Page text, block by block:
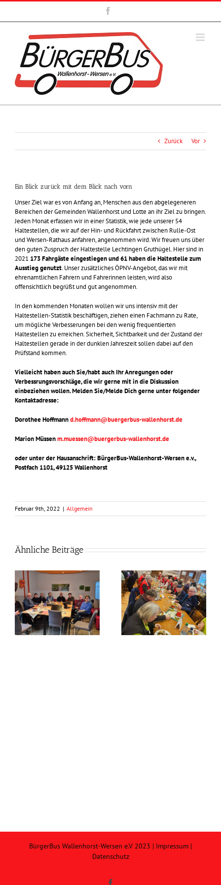
Zum
springen
Zurück Vor
Ein Blick zurück mit dem Blick nach vorn
Unser Ziel war es von Anfang an, Menschen aus den abgelegeneren
Bereichen der Gemeinden Wallenhorst und Lotte an ihr Ziel zu bringen.
Jeden Monat erfassen wir in einer Statistik, wie jede unserer 54
Haltestellen, die wir auf der Hin- und Rückfahrt zwischen Rulle-Ost
und Wersen-Rathaus anfahren, angenommen wird. Wir freuen uns über
den guten Zuspruch der Haltestelle Lechtingen Gruthügel. Hier sind in
2021 173 Fahrgäste eingestiegen und 61 haben die Haltestelle zum
Ausstieg genutzt. Unser zusätzliches ÖPNV-Angebot, das wir mit
ehrenamtlichen Fahrern und Fahrerinnen leisten, wird also
offensichtlich begrüßt und gut angenommen.
In den kommenden Monaten wollen wir uns intensiv mit der
Haltestellen-Statistik beschäftigen, ziehen einen Fachmann zu Rate,
um mögliche Verbesserungen bei den wenig frequentierten
Haltestellen zu erreichen. Sicherheit, Sichtbarkeit und der Zustand der
Haltestellen gerade in der dunklen Jahreszeit sollen dabei auf den
Prüfstand kommen.
Vielleicht haben auch Sie/habt auch Ihr Anregungen oder
Verbessrungsvorschläge, die wir gerne mit in die Diskussion
einbeziehen wollen. Melden Sie/Melde Dich gerne unter folgender
Kontaktadresse:
Dorothee Hoffmannd.hoffmann@buergerbus-wallenhorst.de
Marion Müssenm.muessen@buergerbus-wallenhorst.de
oder unter der Hausanschrift: BürgerBus-Wallenhorst-Wersen e.v.,
Postfach 1101, 49125 Wallenhorst
Februar 9th, 2022 | Allgemein
Ähnliche Beiträge
Frühlingszeit –
Grünkohlzeit?
BürgerBus Wallenhorst-Wersen e.V 2023 | Impressum |
Datenschutz